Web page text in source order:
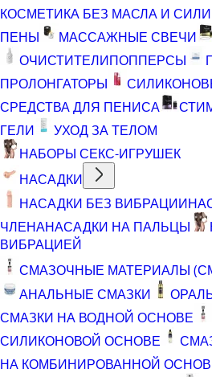
КОСМЕТИКА БЕЗ МАСЛА И
ПЕНЫ
МАССАЖНЫЕ СВЕЧИ
ОЧИСТИТЕЛИПОППЕРСЫ
ПРОЛОНГАТОРЫ
СРЕДСТВА ДЛЯ ПЕНИСА
ГЕЛИ
УХОД ЗА ТЕЛОМ
НАБОРЫ СЕКС-ИГРУШЕК
НАСАДКИ
НАСАДКИ БЕЗ ВИБРАЦИИ
ЧЛЕНАНАСАДКИ НА ПАЛЬЦЫ
ВИБРАЦИЕЙ
СМАЗОЧНЫЕ МАТЕРИАЛЫ
АНАЛЬНЫЕ СМАЗКИ
СМАЗКИ НА ВОДНОЙ ОСНОВЕ
СИЛИКОНОВОЙ ОСНОВЕ
НА КОМБИНИРОВАННОЙ